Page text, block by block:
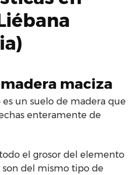
maciza
un suelo de madera que
enteramente de
el grosor del elemento
son del mismo tipo de